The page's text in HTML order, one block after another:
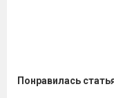
Понравилась